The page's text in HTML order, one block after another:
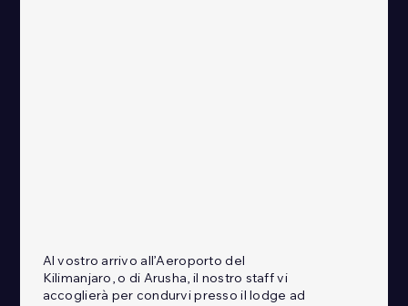
Al vostro arrivo all’Aeroporto del
Kilimanjaro, o di Arusha, il nostro staff vi
accoglierà per condurvi presso il lodge ad